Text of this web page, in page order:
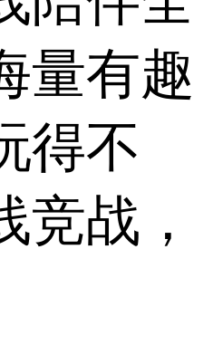
量有趣
得不
竞战，